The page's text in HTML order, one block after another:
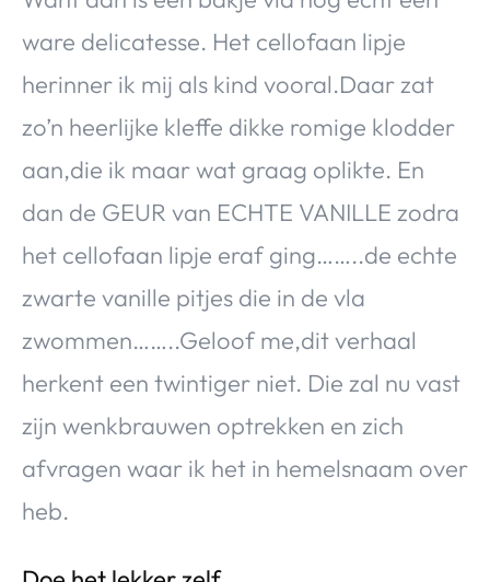
ware delicatesse. Het cellofaan lipje
herinner ik mij als kind vooral.Daar zat
zo’n heerlijke kleffe dikke romige klodder
aan,die ik maar wat graag oplikte. En
dan de GEUR van ECHTE VANILLE zodra
het cellofaan lipje eraf ging……..de echte
zwarte vanille pitjes die in de vla
zwommen……..Geloof me,dit verhaal
herkent een twintiger niet. Die zal nu vast
zijn wenkbrauwen optrekken en zich
afvragen waar ik het in hemelsnaam over
heb.